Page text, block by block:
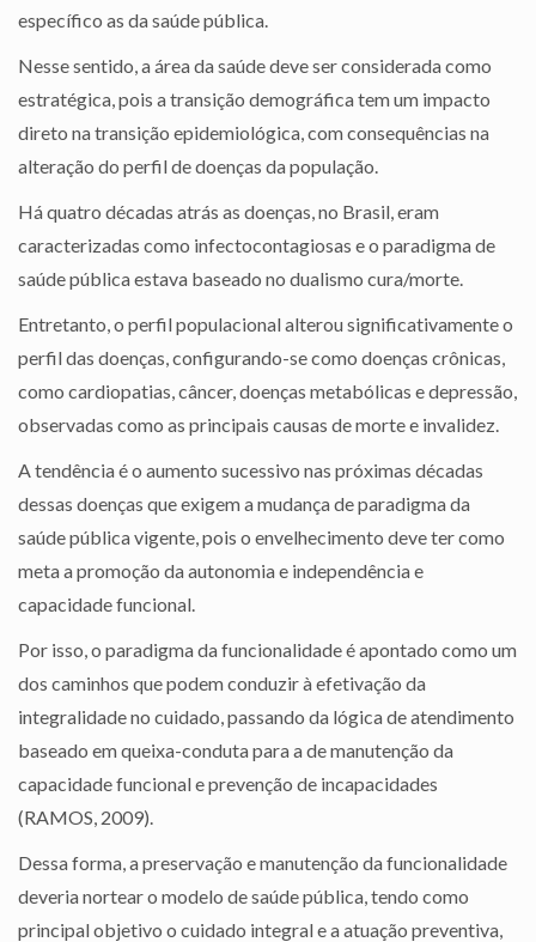
específico as da saúde pública.
Nesse sentido, a área da saúde deve ser considerada como
estratégica, pois a transição demográfica tem um impacto
direto na transição epidemiológica, com consequências na
alteração do perfil de doenças da população.
Há quatro décadas atrás as doenças, no Brasil, eram
caracterizadas como infectocontagiosas e o paradigma de
saúde pública estava baseado no dualismo cura/morte.
Entretanto, o perfil populacional alterou significativamente o
perfil das doenças, configurando-se como doenças crônicas,
como cardiopatias, câncer, doenças metabólicas e depressão,
observadas como as principais causas de morte e invalidez.
A tendência é o aumento sucessivo nas próximas décadas
dessas doenças que exigem a mudança de paradigma da
saúde pública vigente, pois o envelhecimento deve ter como
meta a promoção da autonomia e independência e
capacidade funcional.
Por isso, o paradigma da funcionalidade é apontado como um
dos caminhos que podem conduzir à efetivação da
integralidade no cuidado, passando da lógica de atendimento
baseado em queixa-conduta para a de manutenção da
capacidade funcional e prevenção de incapacidades
(RAMOS, 2009).
Dessa forma, a preservação e manutenção da funcionalidade
deveria nortear o modelo de saúde pública, tendo como
principal objetivo o cuidado integral e a atuação preventiva,